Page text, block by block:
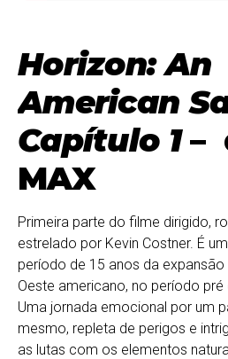
Horizon: An
American
Capítulo 1–
MAX
Primeira parte do filme dirigido,
estrelado por Kevin Costner. É
período de 15 anos da
Oeste americano, no período pré
Uma jornada emocional por um
mesmo, repleta de perigos e
as lutas com os elementos